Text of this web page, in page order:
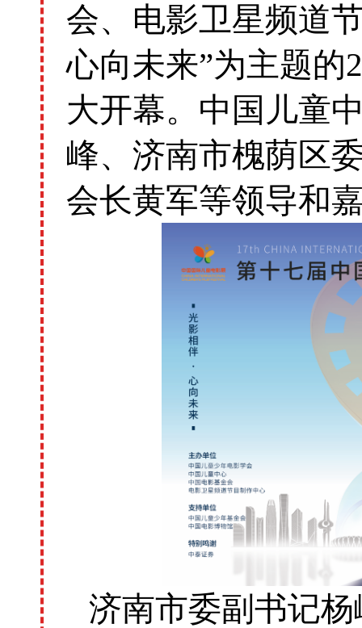
会、电影卫星频道
心向未来”为主题的
大开幕。中国儿童
峰、济南市槐荫区
会长黄军等领导和
济南市委副书记